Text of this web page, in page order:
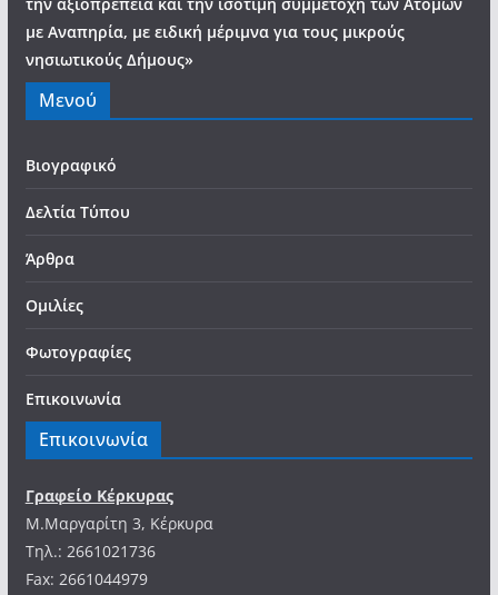
με Αναπηρία, με ειδική μέριμνα για τους μικρούς
νησιωτικούς Δήμους»
Μενού
Βιογραφικό
Δελτία Τύπου
Άρθρα
Ομιλίες
Φωτογραφίες
Επικοινωνία
Επικοινωνία
Γραφείο Κέρκυρας
Μ.Μαργαρίτη 3, Κέρκυρα
Tηλ.: 2661021736
Fax: 2661044979